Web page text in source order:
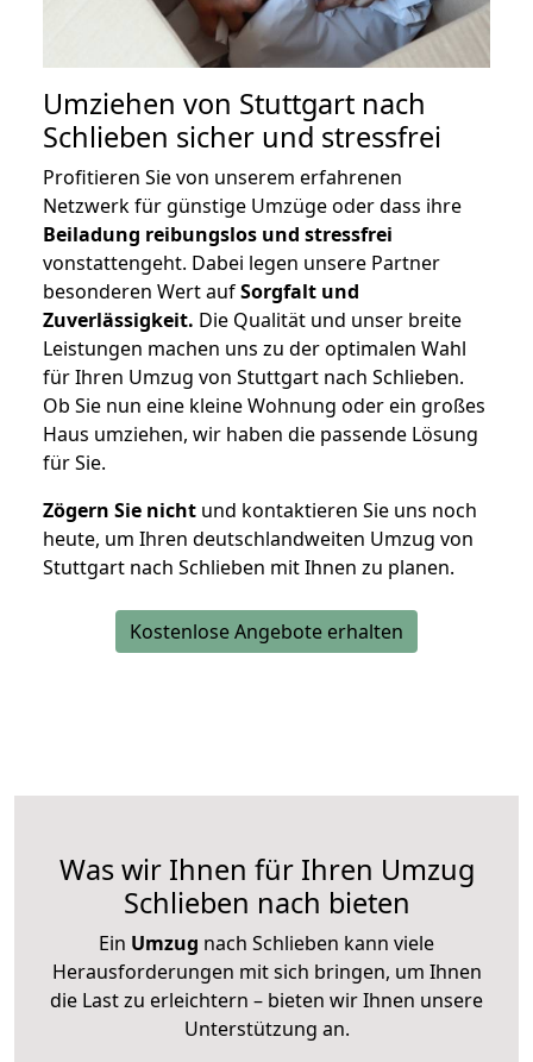
Umziehen von Stuttgart nach
Schlieben sicher und stressfrei
Profitieren Sie von unserem erfahrenen
Netzwerk für günstige Umzüge oder dass ihre
Beiladung reibungslos und stressfrei
vonstattengeht. Dabei legen unsere Partner
besonderen Wert aufSorgfalt und
Zuverlässigkeit. Die Qualität und unser breite
Leistungen machen uns zu der optimalen Wahl
für Ihren Umzug von Stuttgart nach Schlieben.
Ob Sie nun eine kleine Wohnung oder ein großes
Haus umziehen, wir haben die passende Lösung
für Sie.
Zögern Sie nicht und kontaktieren Sie uns noch
heute, um Ihren deutschlandweiten Umzug von
Stuttgart nach Schlieben mit Ihnen zu planen.
Kostenlose Angebote erhalten
Was wir Ihnen für Ihren Umzug
Schlieben nach bieten
Ein Umzug nach Schlieben kann viele
Herausforderungen mit sich bringen, um Ihnen
die Last zu erleichtern – bieten wir Ihnen unsere
Unterstützung an.